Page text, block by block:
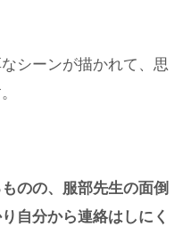
シーンが描かれて、思
のの、 服部先生の面倒
自分から連絡はしにく